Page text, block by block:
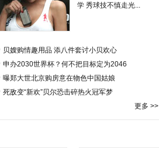
学 秀球技不慎走光...
贝嫂购情趣用品 添八件套讨小贝欢心
申办2030世界杯？何不把目标定为2046
曝郑大世北京购房意在物色中国姑娘
死敌变“新欢”贝尔恐击碎热火冠军梦
更多 >>